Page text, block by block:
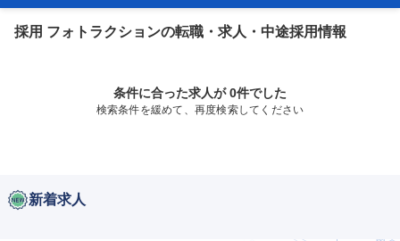
採用 フォトラクションの転職・求人・中途採用情報
条件に合った求人が 0件でした
検索条件を緩めて、再度検索してください
新着求人